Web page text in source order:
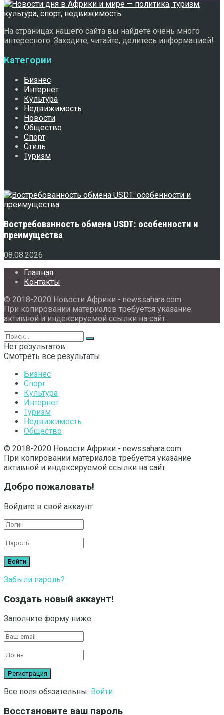
На страницах нашего сайта вы найдете очень много
интересного. Заходите, читайте, делитесь информацией!
Категории
Бизнес
Интернет
Культура
Недвижимость
Новости
Общество
Спорт
Стиль
Туризм
Востребованность обмена USDT: особенности и
преимущества
08.08.2026
Главная
Контакты
© 2018-2020 Новости Африки - newssahara.com.
При копировании материалов требуется указание
активной и индексируемой ссылки на сайт.
Нет результатов
Смотреть все результаты
Бизнес
Спорт
Культура
Интернет
Туризм
Недвижимость
Общество
© 2018-2020 Новости Африки - newssahara.com.
При копировании материалов требуется указание
активной и индексируемой ссылки на сайт.
Добро пожаловать!
Войдите в свой аккаунт
Забыли пароль?
Создать новый аккаунт!
Заполните форму ниже
Все поля обязательны. Войти
Восстановите ваш пароль